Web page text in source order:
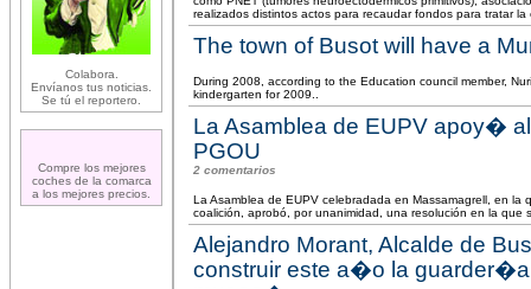
Colabora.
Envíanos tus noticias.
Se tú el reportero.
Compre los mejores
coches de la comarca
a los mejores precios.
realizados distintos actos para recaudar fondos para tratar
The town of Busot will have a
During 2008, according to the Education council member,
kindergarten for 2009..
La Asamblea de EUPV apoy�
PGOU
2 comentarios
La Asamblea de EUPV celebradada en Massamagrell, en
coalición, aprobó, por unanimidad, una resolución en la
Alejandro Morant, Alcalde de
construir este a�o la